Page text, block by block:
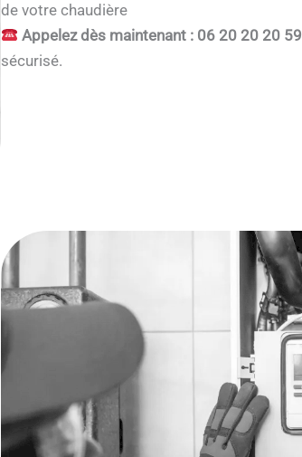
de votre chaudière
Appelez dès maintenant : 06 20 20 20 59
sécurisé.